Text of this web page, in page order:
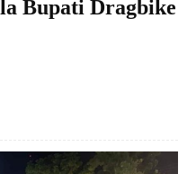
Bupati Dragbike